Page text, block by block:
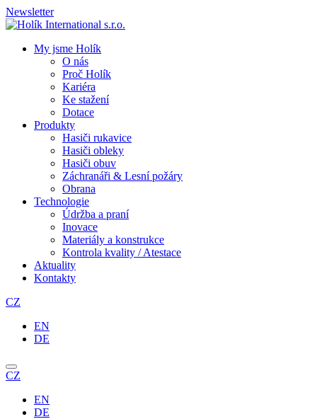
Newsletter
My jsme Holík
O nás
Proč Holík
Kariéra
Ke stažení
Dotace
Produkty
Hasiči rukavice
Hasiči obleky
Hasiči obuv
Záchranáři & Lesní požáry
Obrana
Technologie
Údržba a praní
Inovace
Materiály a konstrukce
Kontrola kvality / Atestace
Aktuality
Kontakty
CZ
EN
DE
CZ
EN
DE